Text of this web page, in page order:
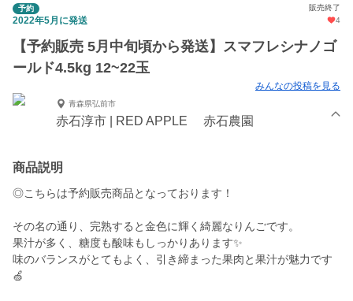
予約 販売終了
2022年5月に発送 4
【予約販売 5月中旬頃から発送】スマフレシナノゴ
ールド4.5kg 12~22玉
みんなの投稿を見る
青森県弘前市
赤石淳市 | RED APPLE 赤石農園
商品説明
◎こちらは予約販売商品となっております！
その名の通り、完熟すると金色に輝く綺麗なりんごです。
果汁が多く、糖度も酸味もしっかりあります✨
味のバランスがとてもよく、引き締まった果肉と果汁が魅力です
🍏